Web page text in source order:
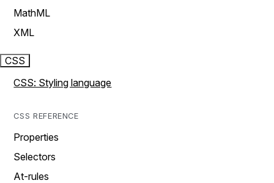
MathML
XML
CSS
CSS: Styling language
CSS REFERENCE
Properties
Selectors
At-rules